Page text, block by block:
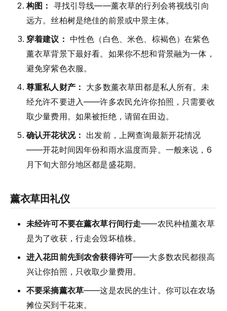
构图： 寻找引导线——薰衣草的行列会将视线引向
远方。丝柏树是绝佳的前景或中景主体。
穿着建议： 中性色（白色、米色、棕褐色）在紫色
薰衣草背景下最好看。如果你不想和背景融为一体，
避免穿紫色衣服。
尊重私人财产： 大多数薰衣草田都是私人所有。未
经允许不要进入——许多农民允许你拍照，只需要收
取少量费用。如果被拒绝，请留在田边。
确认开花状况： 出发前，上网查询最新开花情况
——开花时间因年份和雨水温度而异。一般来说，6
月下旬大部分地区都是盛花期。
薰衣草田礼仪
未经许可不要在薰衣草行间行走——农民种植薰衣草
是为了收获，行走会毁坏植株。
进入花田前先到农舍获得许可——大多数农民都很高
兴让你拍照，只收取少量费用。
不要采摘薰衣草——这是农民的生计。你可以在农场
摊位买到干花束。